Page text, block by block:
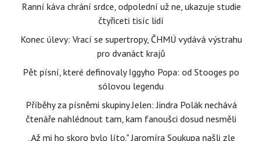
Ranní káva chrání srdce, odpolední už ne, ukazuje studie
čtyřiceti tisíc lidí
Konec úlevy: Vrací se supertropy, ČHMÚ vydává výstrahu
pro dvanáct krajů
Pět písní, které definovaly Iggyho Popa: od Stooges po
sólovou legendu
Příběhy za písněmi skupiny Jelen: Jindra Polák nechává
čtenáře nahlédnout tam, kam fanoušci dosud nesměli
„Až mi ho skoro bylo líto." Jaromíra Soukupa našli zle